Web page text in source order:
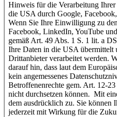
Hinweis für die Verarbeitung Ihrer
die USA durch Google,
Wenn Sie Ihre Einwilligung zu
Facebook, LinkedIn, YouTube
gemäß Art. 49 Abs. 1 S. 1 lit. a
Ihre Daten in die USA übermittelt
Drittanbieter verarbeitet werden.
darauf hin, dass laut dem
kein angemessenes
Betroffenenrechte gem. Art. 12-
nicht durchsetzen können. Mit
dem ausdrücklich zu. Sie können
jederzeit mit Wirkung für die